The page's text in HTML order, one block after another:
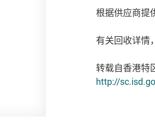
根据供应商提
有关回收详情
转载自香港特
http://